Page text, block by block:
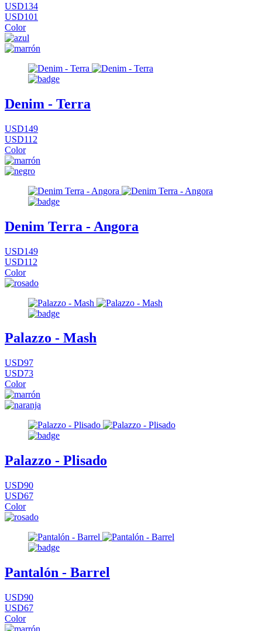
USD134
USD101
Color
Denim - Terra
USD149
USD112
Color
Denim Terra - Angora
USD149
USD112
Color
Palazzo - Mash
USD97
USD73
Color
Palazzo - Plisado
USD90
USD67
Color
Pantalón - Barrel
USD90
USD67
Color